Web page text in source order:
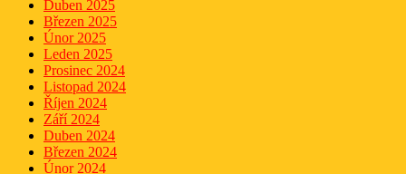
Duben 2025
Březen 2025
Únor 2025
Leden 2025
Prosinec 2024
Listopad 2024
Říjen 2024
Září 2024
Duben 2024
Březen 2024
Únor 2024